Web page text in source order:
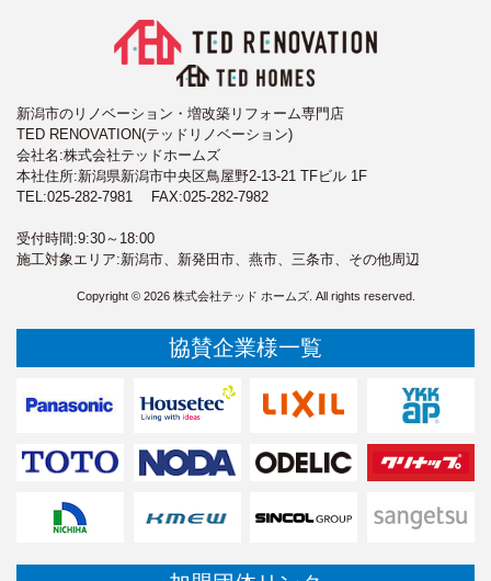
新潟市のリノベーション・増改築リフォーム専門店
TED RENOVATION(テッドリノベーション)
会社名:株式会社テッドホームズ
本社住所:新潟県新潟市中央区鳥屋野2-13-21 TFビル 1F
TEL:025-282-7981 FAX:025-282-7982
受付時間:9:30～18:00
施工対象エリア:新潟市、新発田市、燕市、三条市、その他周辺
Copyright © 2026 株式会社テッド ホームズ. All rights reserved.
協賛企業様一覧